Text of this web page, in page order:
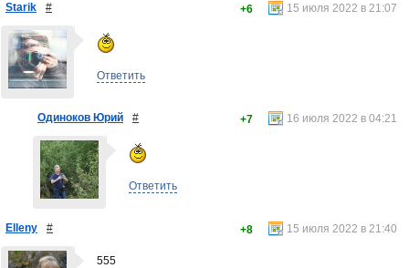
Starik # 15 июля 2022 в 21:07
+6
Ответить
Одиноков Юрий # 16 июля 2022 в 04:21
+7
Ответить
Elleny # 15 июля 2022 в 21:40
+8
555